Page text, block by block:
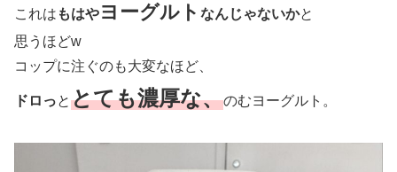
これは もはやヨーグルト なんじゃないかと
思うほどw
コップに注ぐのも大変なほど、
ドロっととても濃厚な、のむヨーグルト。